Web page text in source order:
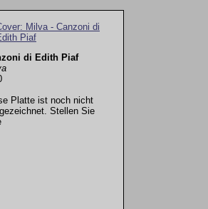
di Edith Piaf
Platte ist noch nicht
Stellen Sie